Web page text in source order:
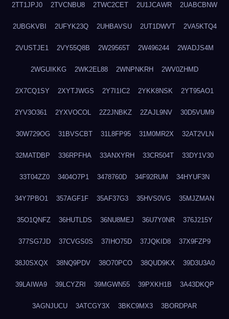
2TT1JPJ0 2TVCNBU8 2TWC2CET 2U1JCAWR 2UABCBNW
2UBGKVBI 2UFYK23Q 2UHBAVSU 2UT1DWVT 2VA5KTQ4
2VUSTJE1 2VY55Q8B 2W29565T 2W496244 2WADJS4M
2WGUIKKG 2WK2EL88 2WNPNKRH 2WV0ZHMD
2X7CQ1SY 2XYTJWGS 2Y7I1IC2 2YKK8NSK 2YT95AO1
2YV3O361 2YXVOCOL 2Z2JNBKZ 2ZAJL9NV 30D5VUM9
30W729OG 31BVSCBT 31L8FP95 31M0MR2X 32AT2VLN
32MATDBP 336RPFHA 33ANXYRH 33CR504T 33DY1V30
33T04ZZ0 3404O7P1 3478760D 34F92RUM 34HYUF3N
34Y7PBO1 357AGF1F 35AF37G3 35HVS0VG 35MJZMAN
35O1QNFZ 36HUTLDS 36NU8MEJ 36U7Y0NR 376J215Y
377SG7JD 37CVGS0S 37IHO75D 37JQKID8 37X9FZP9
38J0SXQX 38NQ9PDV 38O70PCO 38QUD9KX 39D3U3A0
39LAIWA9 39LCYZRI 39MGWN55 39PXKH1B 3A43DKQP
3AGNJUCU 3ATCGY3X 3BKC9MX3 3BORDPAR